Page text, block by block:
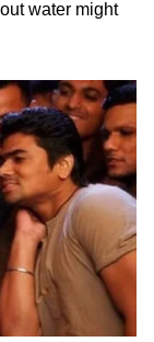
से देश-दुनिया
कोंकण
और